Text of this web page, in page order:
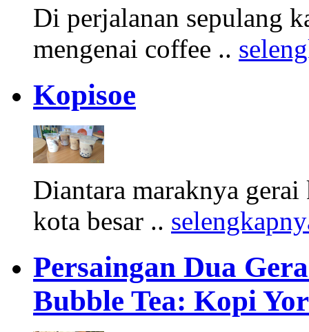
Di perjalanan sepulang
mengenai coffee ..
Kopisoe
Diantara maraknya
kota besar ..
Persaingan Dua
Bubble Tea: Kopi Yor